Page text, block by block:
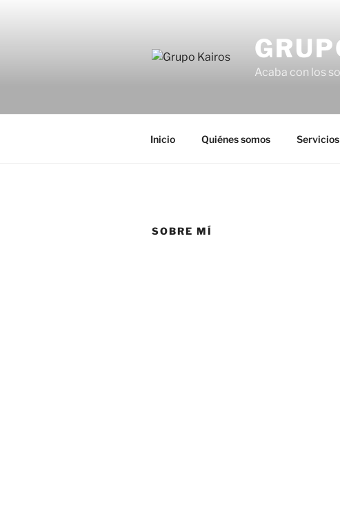
Acaba con los
Inicio Quiénes somos Servicios
SOBRE MÍ